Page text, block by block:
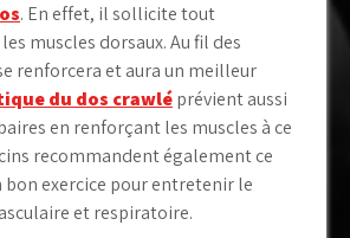
. En effet, il sollicite tout
muscles dorsaux. Au fil des
renforcera et aura un meilleur
du dos crawléprévient aussi
en renforçant les muscles à ce
recommandent également ce
bon exercice pour entretenir le
et respiratoire.